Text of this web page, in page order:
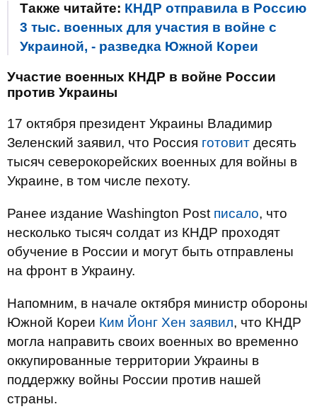
Также читайте: КНДР отправила в Россию
3 тыс. военных для участия в войне с
Украиной, - разведка Южной Кореи
Участие военных КНДР в войне России
против Украины
17 октября президент Украины Владимир
Зеленский заявил, что Россия готовит десять
тысяч северокорейских военных для войны в
Украине, в том числе пехоту.
Ранее издание Washington Post писало, что
несколько тысяч солдат из КНДР проходят
обучение в России и могут быть отправлены
на фронт в Украину.
Напомним, в начале октября министр обороны
Южной Кореи Ким Йонг Хен заявил, что КНДР
могла направить своих военных во временно
оккупированные территории Украины в
поддержку войны России против нашей
страны.